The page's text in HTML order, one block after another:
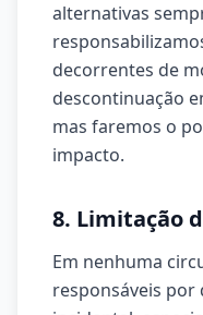
alternativas
decorrentes de
descontinuação
mas faremos o
impacto.
8. Limitação
Em nenhuma
responsáveis